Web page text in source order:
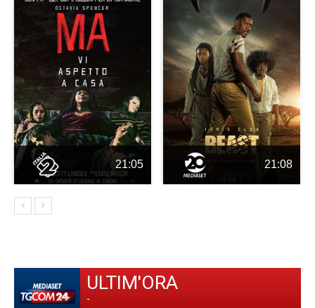
21:05 21:08
ULTIM'ORA
-